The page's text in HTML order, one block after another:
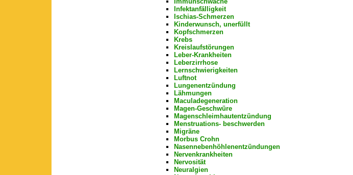
Infektanfälligkeit
Ischias-Schmerzen
Kinderwunsch, unerfüllt
Kopfschmerzen
Krebs
Kreislaufstörungen
Leber-Krankheiten
Leberzirrhose
Lernschwierigkeiten
Luftnot
Lungenentzündung
Lähmungen
Maculadegeneration
Magen-Geschwüre
Magenschleimhautentzündung
Menstruations- beschwerden
Migräne
Morbus Crohn
Nasennebenhöhlenentzündungen
Nervenkrankheiten
Nervosität
Neuralgien